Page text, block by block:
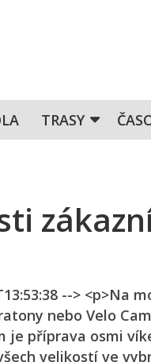
TRASY
--> <p>Na
nebo Velo
je příprava osmi
velikostí ve